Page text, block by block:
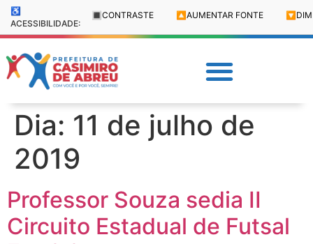
♿
ACESSIBILIDADE:
🔳 CONTRASTE 🔼 AUMENTAR FONTE 🔽
Dia: 11 de julho de
2019
Professor Souza sedia II
Circuito Estadual de Futsal